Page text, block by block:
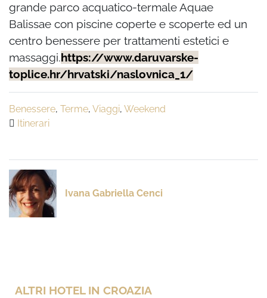
grande parco acquatico-termale Aquae
Balissae con piscine coperte e scoperte ed un
centro benessere per trattamenti estetici e
massaggi.https://www.daruvarske-
toplice.hr/hrvatski/naslovnica_1/
Benessere, Terme, Viaggi, Weekend
Itinerari
Ivana Gabriella Cenci
ALTRI HOTEL IN CROAZIA